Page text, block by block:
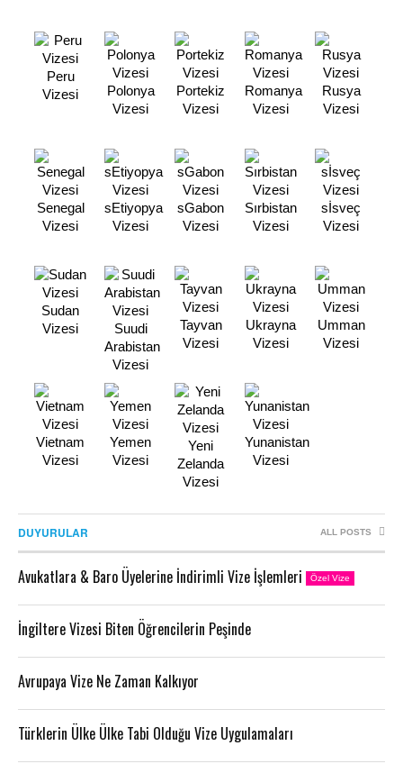
Peru
Vizesi
Polonya
Vizesi
Portekiz
Vizesi
Romanya
Vizesi
Rusya
Vizesi
Senegal
Vizesi
sEtiyopya
Vizesi
sGabon
Vizesi
Sırbistan
Vizesi
sİsveç
Vizesi
Sudan
Vizesi
Suudi
Arabistan
Vizesi
Tayvan
Vizesi
Ukrayna
Vizesi
Umman
Vizesi
Vietnam
Vizesi
Yemen
Vizesi
Yeni
Zelanda
Vizesi
Yunanistan
Vizesi
DUYURULAR ALL POSTS
Avukatlara & Baro Üyelerine İndirimli Vize İşlemleri Özel Vize
İngiltere Vizesi Biten Öğrencilerin Peşinde
Avrupaya Vize Ne Zaman Kalkıyor
Türklerin Ülke Ülke Tabi Olduğu Vize Uygulamaları